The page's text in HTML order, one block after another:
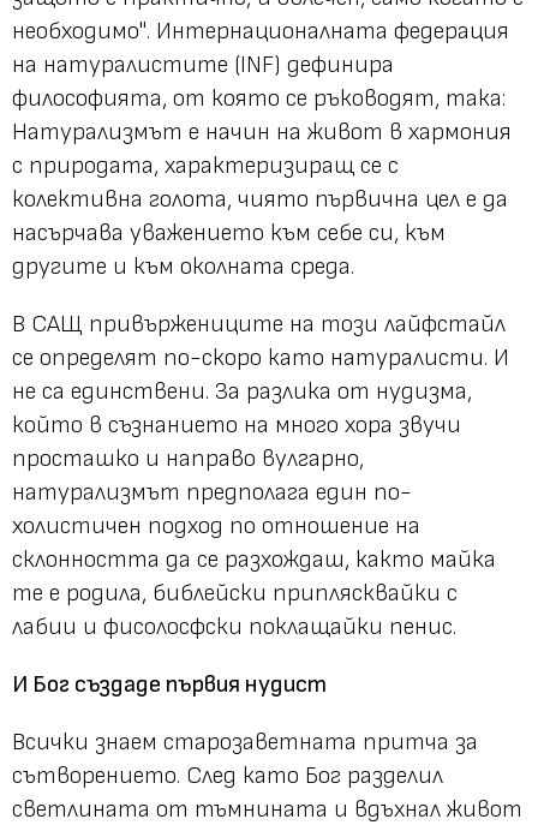
необходимо". Интернационалната федерация
на натуралистите (INF) дефинира
философията, от която се ръководят, така:
Натурализмът е начин на живот в хармония
с природата, характеризиращ се с
колективна голота, чиято първична цел е да
насърчава уважението към себе си, към
другите и към околната среда.
В САЩ привържениците на този лайфстайл
се определят по-скоро като натуралисти. И
не са единствени. За разлика от нудизма,
който в съзнанието на много хора звучи
просташко и направо вулгарно,
натурализмът предполага един по-
холистичен подход по отношение на
склонността да се разхождаш, както майка
те е родила, библейски приплясквайки с
лабии и фисолосфски поклащайки пенис.
И Бог създаде първия нудист
Всички знаем старозаветната притча за
сътворението. След като Бог разделил
светлината от тъмнината и вдъхнал живот